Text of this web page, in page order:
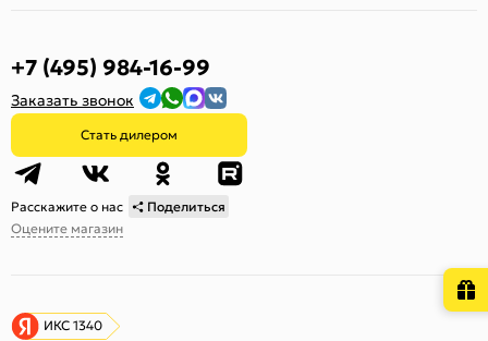
+7 (495) 984-16-99
Заказать звонок
Стать дилером
Расскажите о нас
Поделиться
Оцените магазин
ИКС 1340